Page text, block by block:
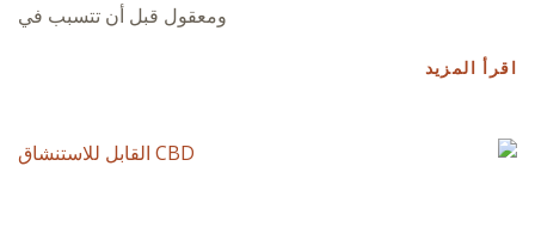
ومعقول قبل أن تتسبب في
اقرأ المزيد